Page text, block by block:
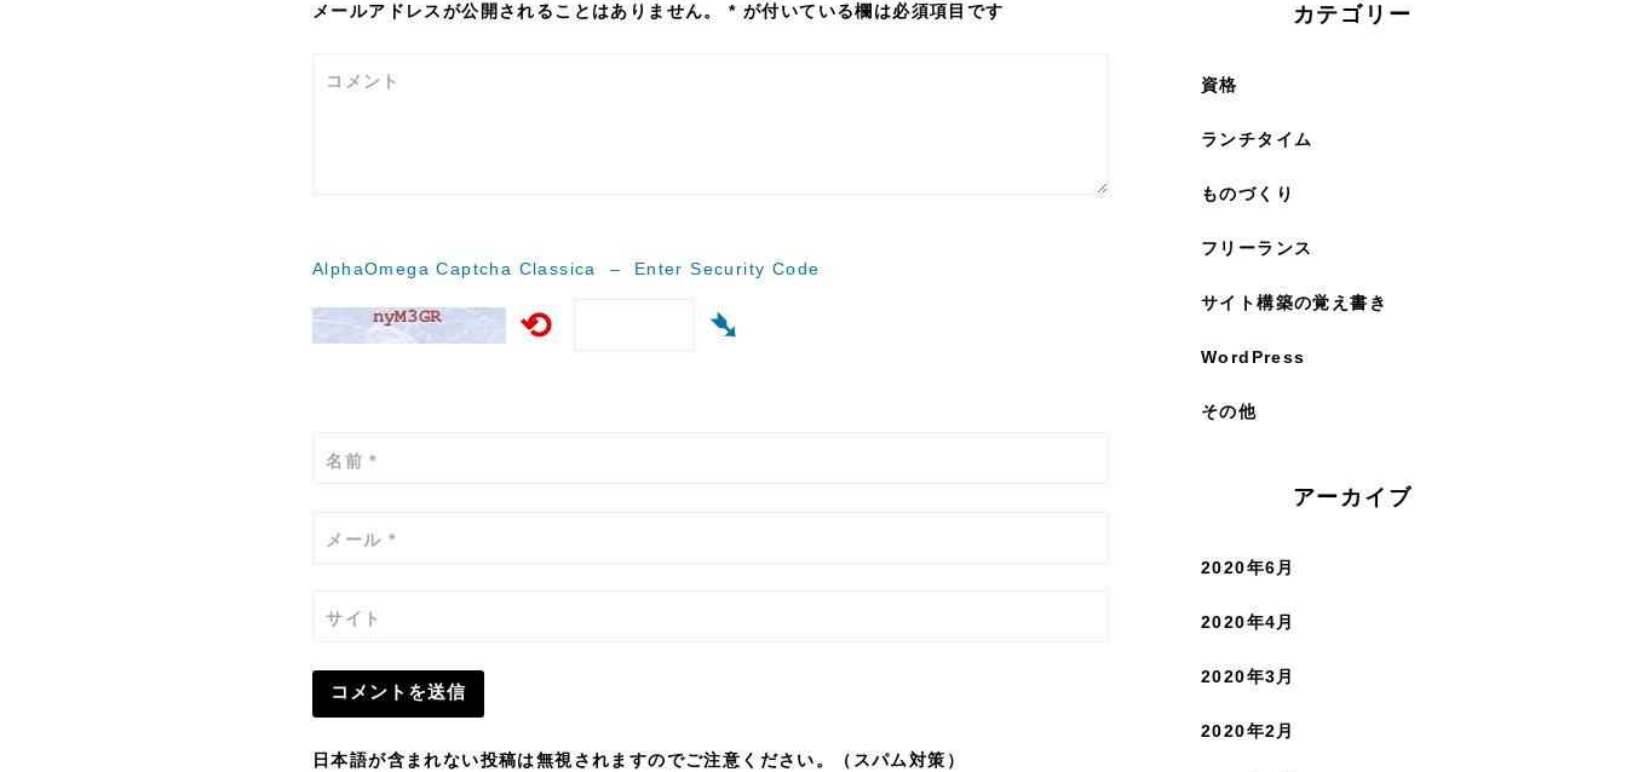
メールアドレスが公開されることはありません。 * が付いている欄は必須項目です
コメント
AlphaOmega Captcha Classica – Enter Security Code
⟲ ➴
名前*
メール *
サイト
日本語が含まれない投稿は無視されますのでご注意ください。（スパム対策）
カテゴリー
資格
ランチタイム
ものづくり
フリーランス
サイト構築の覚え書き
WordPress
その他
アーカイブ
2020年6月
2020年4月
2020年3月
2020年2月